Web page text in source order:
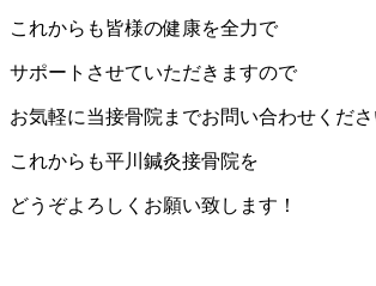
これからも皆様の健康を全力で
サポートさせていただきますので
お気軽に当接骨院までお問い合わせくだ
これからも平川鍼灸接骨院を
どうぞよろしくお願い致します！